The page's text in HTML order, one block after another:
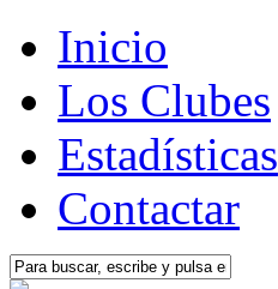
Inicio
Los Clubes
Estadísticas
Contactar